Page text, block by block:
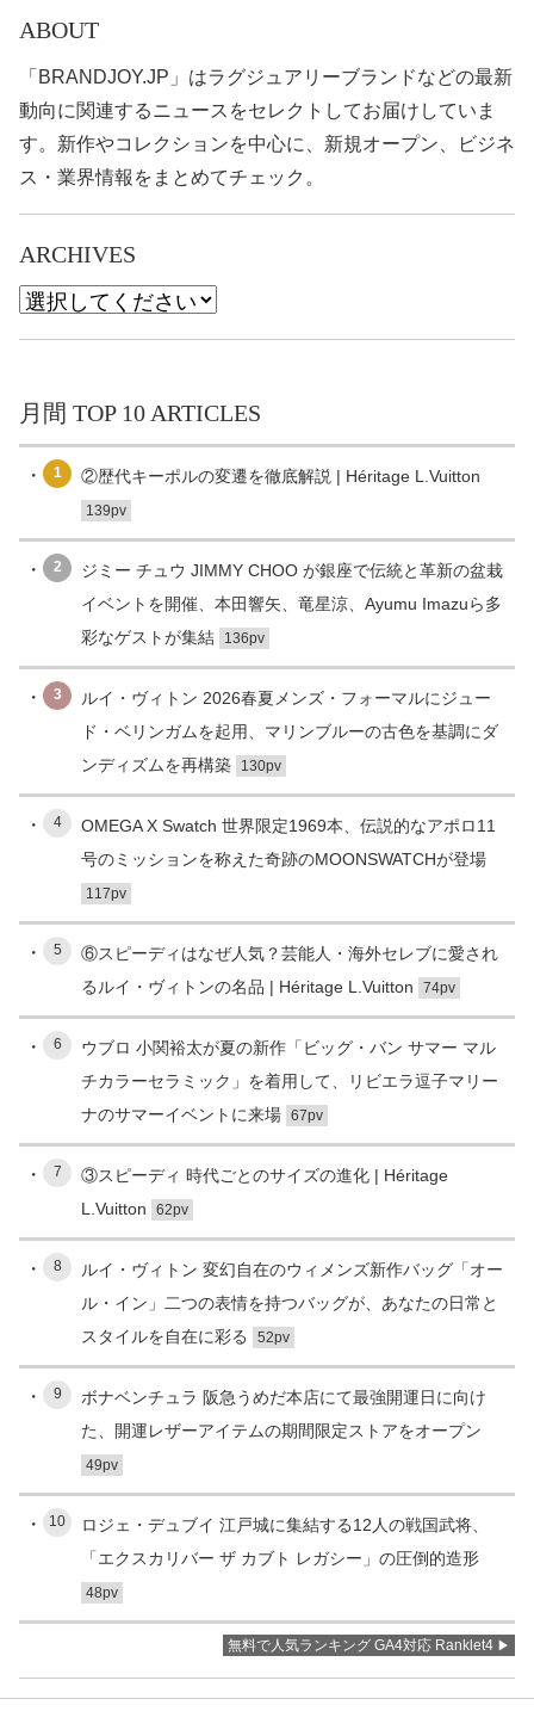
ABOUT
「BRANDJOY.JP」はラグジュアリーブランドなどの最新
動向に関連するニュースをセレクトしてお届けしていま
す。新作やコレクションを中心に、新規オープン、ビジネ
ス・業界情報をまとめてチェック。
ARCHIVES
月間 TOP 10 ARTICLES
1 ②歴代キーポルの変遷を徹底解説 | Héritage L.Vuitton
139pv
2
ジミー チュウ JIMMY CHOO が銀座で伝統と革新の盆栽
イベントを開催、本田響矢、竜星涼、Ayumu Imazuら多
彩なゲストが集結
136pv
3
ルイ・ヴィトン 2026春夏メンズ・フォーマルにジュー
ド・ベリンガムを起用、マリンブルーの古色を基調にダ
ンディズムを再構築
130pv
4
OMEGA X Swatch 世界限定1969本、伝説的なアポロ11
号のミッションを称えた奇跡のMOONSWATCHが登場
117pv
5
⑥スピーディはなぜ人気？芸能人・海外セレブに愛され
るルイ・ヴィトンの名品 | Héritage L.Vuitton
74pv
6
ウブロ 小関裕太が夏の新作「ビッグ・バン サマー マル
チカラーセラミック」を着用して、リビエラ逗子マリー
ナのサマーイベントに来場 67pv
7
③スピーディ 時代ごとのサイズの進化 | Héritage
L.Vuitton
62pv
8
ルイ・ヴィトン 変幻自在のウィメンズ新作バッグ「オー
ル・イン」二つの表情を持つバッグが、あなたの日常と
スタイルを自在に彩る
52pv
9
ボナベンチュラ 阪急うめだ本店にて最強開運日に向け
た、開運レザーアイテムの期間限定ストアをオープン
49pv
10
ロジェ・デュブイ 江戸城に集結する12人の戦国武将、
「エクスカリバー ザ カブト レガシー」の圧倒的造形
48pv
無料で人気ランキング GA4対応 Ranklet4